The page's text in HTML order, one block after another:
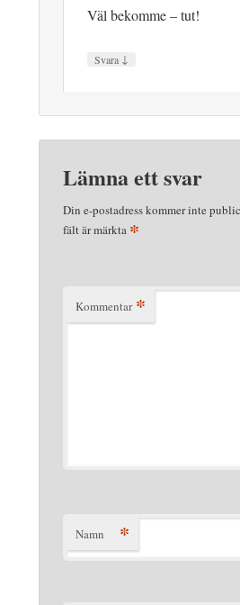
Väl bekomme – tut!
Svara ↓
Lämna ett svar
Din e-postadress kommer inte
fält är märkta *
Kommentar *
Namn *